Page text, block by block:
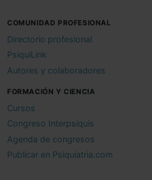
COMUNIDAD PROFESIONAL
Directorio profesional
PsiquiLink
Autores y colaboradores
FORMACIÓN Y CIENCIA
Cursos
Congreso Interpsiquis
Agenda de congresos
Publicar en Psiquiatria.com